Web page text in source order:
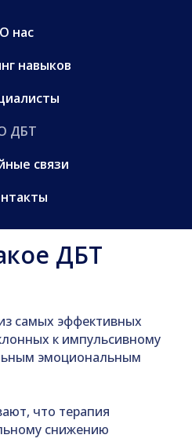
О нас
навыков
ДБТ
связи
ДБТ
самых эффективных
к импульсивному
эмоциональным
что терапия
снижению